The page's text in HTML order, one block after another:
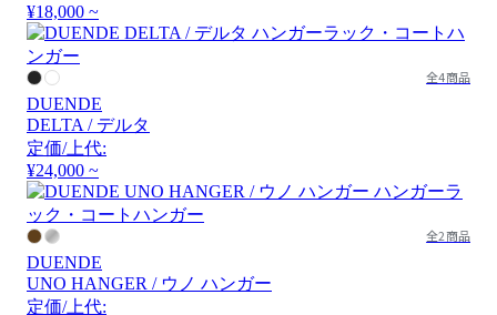
¥18,000 ~
全4商品
DUENDE
DELTA / デルタ
定価/上代:
¥24,000 ~
全2商品
DUENDE
UNO HANGER / ウノ ハンガー
定価/上代: